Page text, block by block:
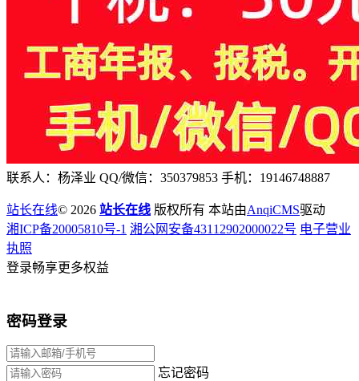
联系人：杨泽业 QQ/微信：350379853 手机：19146748887
站长在线© 2026 站长在线 版权所有 本站由AnqiCMS驱动
湘ICP备20005810号-1 湘公网安备43112902000022号 电子营业
执照
登录畅享更多权益
密码登录
忘记密码